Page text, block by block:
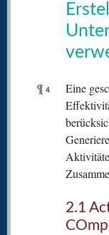
¶ 4
Eine
2.1